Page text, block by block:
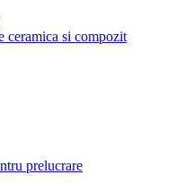
ceramica si compozit
prelucrare